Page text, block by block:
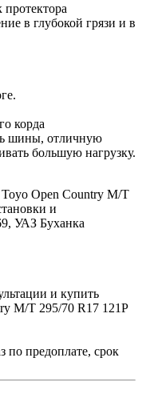
в глубокой грязи и в
корда
шины, отличную
большую нагрузку.
Open Country M/T
и
УАЗ Буханка
и купить
M/T 295/70 R17 121P
по предоплате, срок